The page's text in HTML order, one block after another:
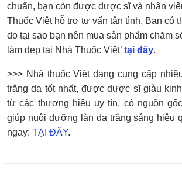
chuẩn, bạn còn được dược sĩ và nhân
Thuốc Việt hỗ trợ tư vấn tận tình. Bạn có
do tại sao bạn nên mua sản phẩm chăm
làm đẹp tại Nhà Thuốc Việt’ tại đây.
>>> Nhà thuốc Việt đang cung cấp
trắng da tốt nhất, được dược sĩ giàu
từ các thương hiệu uy tín, có nguồn
giúp nuôi dưỡng làn da trắng sáng hiệu
ngay: TẠI ĐÂY.